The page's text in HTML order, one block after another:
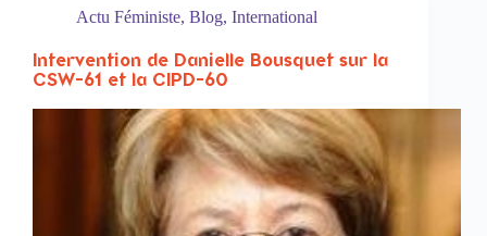
Actu Féministe, Blog, International
Intervention de Danielle Bousquet sur la
CSW-61 et la CIPD-60